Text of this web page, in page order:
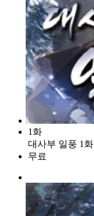
1화
대사부 일풍 1화
무료